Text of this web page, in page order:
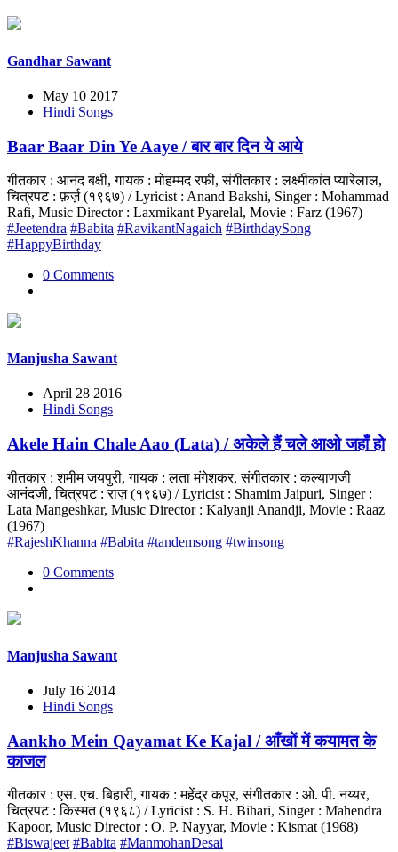
Gandhar Sawant
May 10 2017
Hindi Songs
Baar Baar Din Ye Aaye / बार बार दिन ये आये
गीतकार : आनंद बक्षी, गायक : मोहम्मद रफी, संगीतकार : लक्ष्मीकांत प्यारेलाल,
चित्रपट : फ़र्ज़ (१९६७) / Lyricist : Anand Bakshi, Singer : Mohammad
Rafi, Music Director : Laxmikant Pyarelal, Movie : Farz (1967)
#Jeetendra #Babita #RavikantNagaich #BirthdaySong
#HappyBirthday
0 Comments
Manjusha Sawant
April 28 2016
Hindi Songs
Akele Hain Chale Aao (Lata) / अकेले हैं चले आओ जहाँ हो
गीतकार : शमीम जयपुरी, गायक : लता मंगेशकर, संगीतकार : कल्याणजी
आनंदजी, चित्रपट : राज़ (१९६७) / Lyricist : Shamim Jaipuri, Singer :
Lata Mangeshkar, Music Director : Kalyanji Anandji, Movie : Raaz
(1967)
#RajeshKhanna #Babita #tandemsong #twinsong
0 Comments
Manjusha Sawant
July 16 2014
Hindi Songs
Aankho Mein Qayamat Ke Kajal / आँखों में कयामत के
काजल
गीतकार : एस. एच. बिहारी, गायक : महेंद्र कपूर, संगीतकार : ओ. पी. नय्यर,
चित्रपट : किस्मत (१९६८) / Lyricist : S. H. Bihari, Singer : Mahendra
Kapoor, Music Director : O. P. Nayyar, Movie : Kismat (1968)
#Biswajeet #Babita #ManmohanDesai